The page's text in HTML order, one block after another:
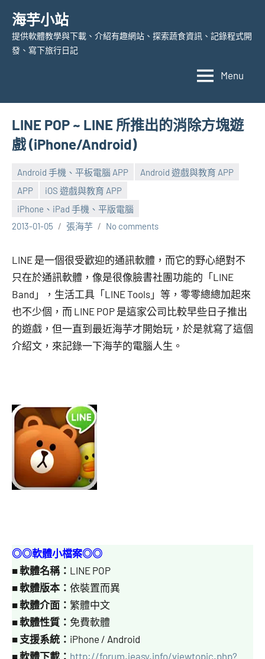
content
海芋小站
提供軟體教學與下載、介紹有趣網站、探索蔬食資訊、記錄程式開
發、寫下旅行日記
Menu
LINE POP ~ LINE 所推出的消除方塊遊
戲 (iPhone/Android)
Android 手機、平板電腦 APP
Android 遊戲與教育 APP
APP
iOS 遊戲與教育 APP
iPhone、iPad 手機、平版電腦
2013-01-05
張海芋 No comments
LINE 是一個很受歡迎的通訊軟體，而它的野心絕對不
只在於通訊軟體，像是很像臉書社團功能的「LINE
Band」，生活工具「LINE Tools」等，零零總總加起來
也不少個，而 LINE POP 是這家公司比較早些日子推出
的遊戲，但一直到最近海芋才開始玩，於是就寫了這個
介紹文，來記錄一下海芋的電腦人生。
◎◎軟體小檔案◎◎
■軟體名稱： LINE POP
■軟體版本： 依裝置而異
■軟體介面： 繁體中文
■軟體性質： 免費軟體
■ 支援系統： iPhone / Android
■軟體下載： http://forum.jeasy.info/viewtopic.php?